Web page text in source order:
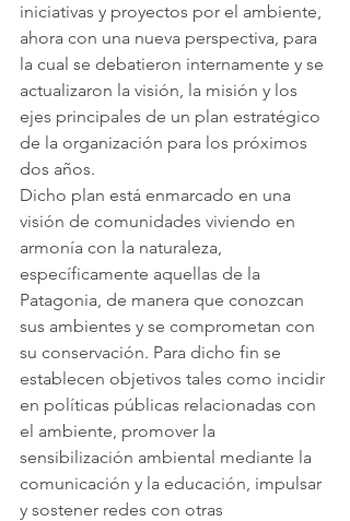
iniciativas y proyectos por el ambiente,
ahora con una nueva perspectiva, para
la cual se debatieron internamente y se
actualizaron la visión, la misión y los
ejes principales de un plan estratégico
de la organización para los próximos
dos años.
Dicho plan está enmarcado en una
visión de comunidades viviendo en
armonía con la naturaleza,
específicamente aquellas de la
Patagonia, de manera que conozcan
sus ambientes y se comprometan con
su conservación. Para dicho fin se
establecen objetivos tales como incidir
en políticas públicas relacionadas con
el ambiente, promover la
sensibilización ambiental mediante la
comunicación y la educación, impulsar
y sostener redes con otras